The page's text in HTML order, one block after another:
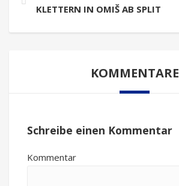
KLETTERN IN OMIŠ AB SPLIT
KOMMENTARE
Schreibe einen Kommentar
Kommentar